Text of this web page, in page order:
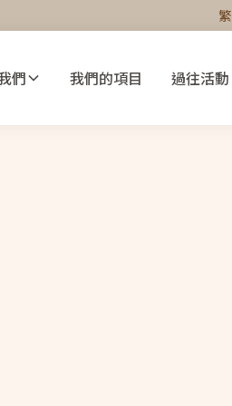
繁
們 我們的項目 過往活動